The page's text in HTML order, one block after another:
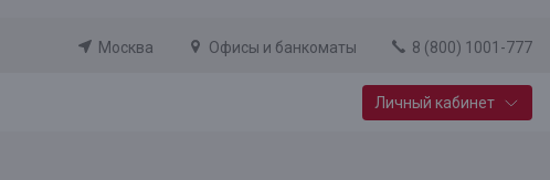
Москва Офисы и банкоматы 8 (800) 1001-777
Личный кабинет